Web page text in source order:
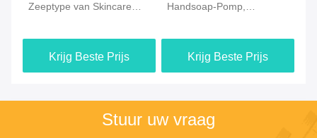
Zeeptype van Skincare
Lege Fles
Krijg Beste Prijs
Handsoap-Pomp,
voor PE Fles schuimen
Krijg Beste Prijs
Stuur uw vraag